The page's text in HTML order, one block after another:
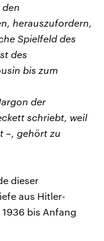
den
herauszufordern,
Spielfeld des
des
bis zum
der
schriebt, weil
–, gehört zu
dieser
aus Hitler-
bis Anfang